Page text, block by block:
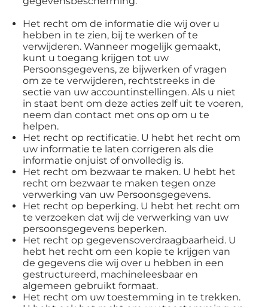
Het recht om de informatie die wij over u
hebben in te zien, bij te werken of te
verwijderen. Wanneer mogelijk gemaakt,
kunt u toegang krijgen tot uw
Persoonsgegevens, ze bijwerken of vragen
om ze te verwijderen, rechtstreeks in de
sectie van uw accountinstellingen. Als u niet
in staat bent om deze acties zelf uit te voeren,
neem dan contact met ons op om u te
helpen.
Het recht op rectificatie. U hebt het recht om
uw informatie te laten corrigeren als die
informatie onjuist of onvolledig is.
Het recht om bezwaar te maken. U hebt het
recht om bezwaar te maken tegen onze
verwerking van uw Persoonsgegevens.
Het recht op beperking. U hebt het recht om
te verzoeken dat wij de verwerking van uw
persoonsgegevens beperken.
Het recht op gegevensoverdraagbaarheid. U
hebt het recht om een kopie te krijgen van
de gegevens die wij over u hebben in een
gestructureerd, machineleesbaar en
algemeen gebruikt formaat.
Het recht om uw toestemming in te trekken.